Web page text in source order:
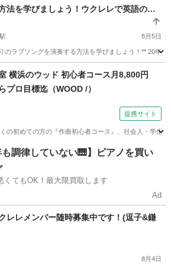
法を学びましょう！ウクレレで英語のお
りのラブソングを演奏する方法を学びまし
英語のネイティブスピーカーと一緒にウク
語の歌を学びましょう！**
8月5日
のラブソングを演奏する方法を学びましょう！** 20年
海岸駅 ウクレレ ネイティブスピーカー
横浜のウッド 初心者コース月8,800円
プロ目標迄（WOOD /）
提携サイト
の初めての方の『作曲初心者コース』、社会人・学生
も調律していない🎹】ピアノを買い
くてもOK！最大限買取します
Ad
レレメンバー随時募集中です！(逗子&鎌
8月4日